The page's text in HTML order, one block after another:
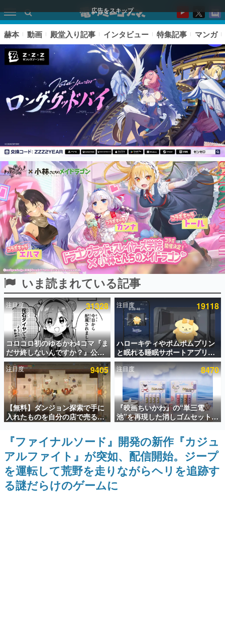
広告をスキップ
ピックアップ
電ファミのいま読まれている記事ランキング
アプリセール情報
インタビュー
連載・特集一覧
殿堂入り記事
SNS拡散数が数千以上！ ページビュー数万以上！ などな
ど。多くの人々に読まれた、電ファミ渾身の“殿堂入り”記
事をまとめました。
ゲームの企画書
名作ゲームクリエイターの方々に製作時のエピソードをお
聞きし、ヒットする企画（ゲーム）とは何か？を探ってい
きます。
赫本
この物語を解いてはいけない。『赫本』は、〈試験問題〉
の形をした短編ホラー小説集です。
新世代に訊く
これからのデジタルゲーム市場を担う若きクリエイター達
の姿を追い、彼らのルーツと情熱を探っていきます。
ゲーム世代の作家たち
ゲームに多大な影響を受けた作家さんに取材し、ゲームが
日本のコンテンツ産業やカルチャーに与えた影響を探る企
画です。
日本モバイルゲーム産業史
日本のモバイルゲーム史における主要なトピック・タイト
赫本 動画 殿堂入り記事 インタビュー 特集記事 マンガ
いま読まれている記事
注目度 31328
コロコロ初のゆるかわ4コマ『ま
だサ終しないんですか？』公開
スタート。主人公は新入社員の
侘石ダイヤ、ゲーム会社を舞台
にトラブルへ対応する社員たち
を描く
注目度 19118
ハローキティやポムポムプリン
と眠れる睡眠サポートアプリ
『ゆめたび』が配信中。キャラ
ごとのASMRや目覚ましアラー
ムも搭載
注目度 9405
【無料】ダンジョン探索で手に
入れたものを自分の店で売るゲ
ーム『Moonlighter』がSteam
にて無料配布中！続編
『Moonlighter 2』の9月2日正
式リリースを記念したキャンペ
ーン
注目度 8470
『映画ちいかわ』の“単三電
池”を再現した消しゴムセットが
8月7日より発売決定。公式は
「在ったものを 消しながら いつ
かなくなる 永遠のいのち」と紹
介
『ファイナルソード』開発の新作『カジュ
アルファイト』が突如、配信開始。ジープ
を運転して荒野を走りながらヘリを追跡す
る謎だらけのゲームに